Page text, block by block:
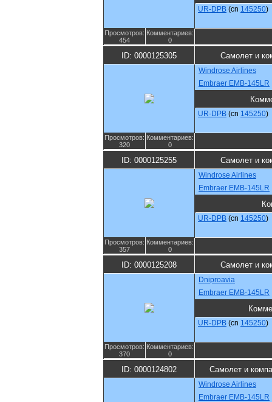
UR-DPB (cn 145250)
Просмотров:
454
Комментариев:
0
ID: 0000125305 Самолет и
Windrose Airlines
Embraer EMB-145LR
UR-DPB (cn 145250)
Просмотров:
320
Комментариев:
0
ID: 0000125255 Самолет и
Windrose Airlines
Embraer EMB-145LR
UR-DPB (cn 145250)
Просмотров:
357
Комментариев:
0
ID: 0000125208 Самолет и
Dniproavia
Embraer EMB-145LR
UR-DPB (cn 145250)
Просмотров:
370
Комментариев:
0
ID: 0000124802 Самолет и
Windrose Airlines
Embraer EMB-145LR